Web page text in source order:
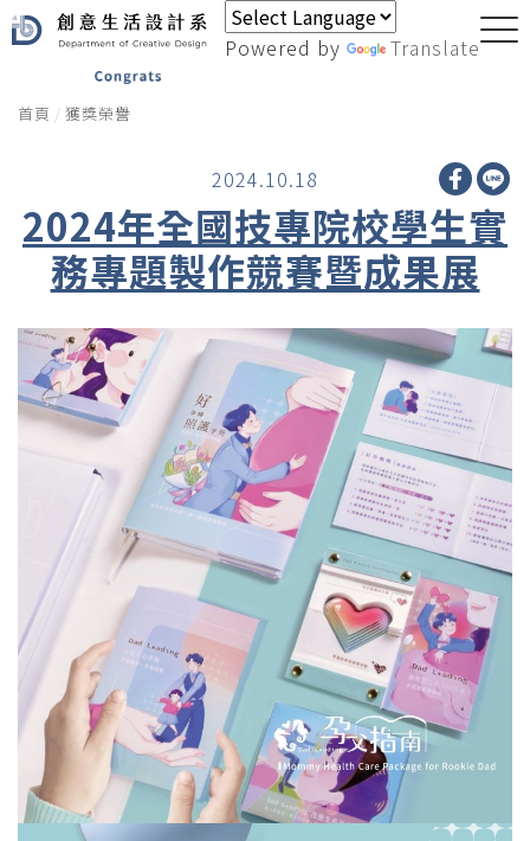
Powered by Translate
首頁 獲獎榮譽
2024.10.18
2024年全國技專院校學生實
務專題製作競賽暨成果展